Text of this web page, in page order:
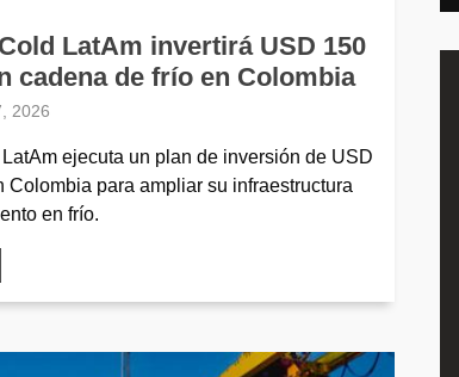
LatAm invertirá USD 150
cadena de frío en Colombia
2026
ejecuta un plan de inversión de USD
Colombia para ampliar su infraestructura
en frío.